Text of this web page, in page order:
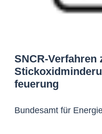
SNCR-Verfahren
feuerung
Bundesamt für